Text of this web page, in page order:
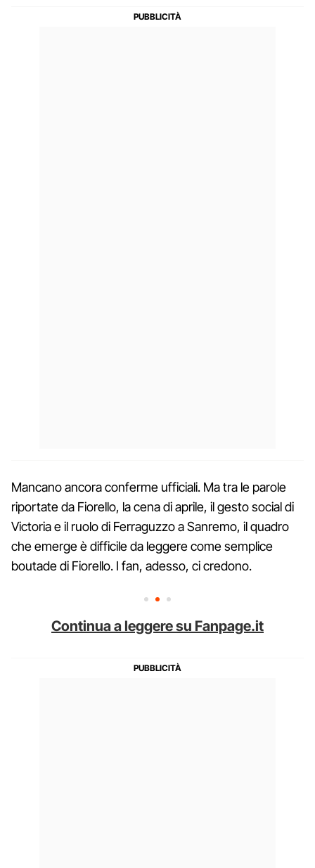
Mancano ancora conferme ufficiali. Ma tra le parole
riportate da Fiorello, la cena di aprile, il gesto social di
Victoria e il ruolo di Ferraguzzo a Sanremo, il quadro
che emerge è difficile da leggere come semplice
boutade di Fiorello. I fan, adesso, ci credono.
Continua a leggere su Fanpage.it